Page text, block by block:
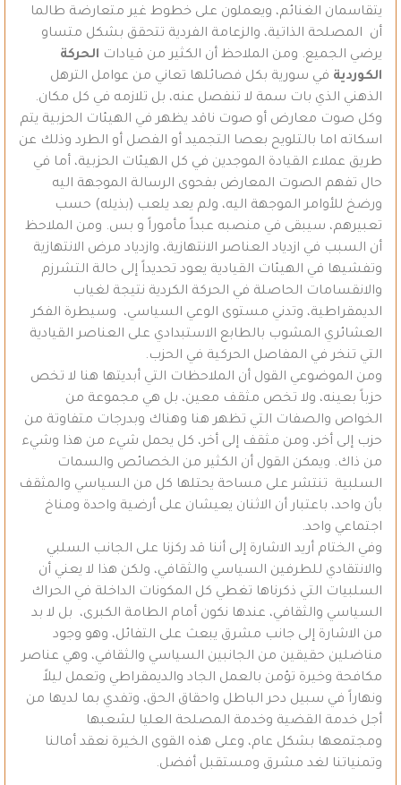
يتقاسمان الغنائم، ويعملون على خطوط غير متعارضة طالما
أن المصلحة الذاتية، والزعامة الفردية تتحقق بشكل متساو
يرضي الجميع. ومن الملاحظ أن الكثير من قيادات الحركة
الكوردية في سورية بكل فصائلها تعاني من عوامل الترهل
الذهني الذي بات سمة لا تنفصل عنه، بل تلازمه في كل مكان.
وكل صوت معارض أو صوت ناقد يظهر في الهيئات الحزبية يتم
اسكاته اما بالتلويح بعصا التجميد أو الفصل أو الطرد وذلك عن
طريق عملاء القيادة الموجدين في كل الهيئات الحزبية، أما في
حال تفهم الصوت المعارض بفحوى الرسالة الموجهة اليه
ورضخ للأوامر الموجهة اليه، ولم يعد يلعب (بذيله) حسب
تعبيرهم، سيبقى في منصبه عبداً مأموراً و بس. ومن الملاحظ
أن السبب في ازدياد العناصر الانتهازية، وازدياد مرض الانتهازية
وتفشيها في الهيئات القيادية يعود تحديداً إلى حالة التشرزم
والانقسامات الحاصلة في الحركة الكردية نتيجة لغياب
الديمقراطية، وتدني مستوى الوعي السياسي، وسيطرة الفكر
العشائري المشوب بالطابع الاستبدادي على العناصر القيادية
التي تنخر في المفاصل الحركية في الحزب.
ومن الموضوعي القول أن الملاحظات التي أبديتها هنا لا تخص
حزباً بعينه، ولا تخص مثقف معين، بل هي مجموعة من
الخواص والصفات التي تظهر هنا وهناك وبدرجات متفاوتة من
حزب إلى أخر، ومن مثقف إلى أخر، كل يحمل شيء من هذا وشيء
من ذاك. ويمكن القول أن الكثير من الخصائص والسمات
السلبية تنتشر على مساحة يحتلها كل من السياسي والمثقف
بأن واحد، باعتبار أن الاثنان يعيشان على أرضية واحدة ومناخ
اجتماعي واحد.
وفي الختام أريد الاشارة إلى أننا قد ركزنا على الجانب السلبي
والانتقادي للطرفين السياسي والثقافي، ولكن هذا لا يعني أن
السلبيات التي ذكرناها تغطي كل المكونات الداخلة في الحراك
السياسي والثقافي، عندها نكون أمام الطامة الكبرى، بل لا بد
من الاشارة إلى جانب مشرق يبعث على التفائل، وهو وجود
مناضلين حقيقين من الجانبين السياسي والثقافي، وهي عناصر
مكافحة وخيرة تؤمن بالعمل الجاد والديمقراطي وتعمل ليلاً
ونهاراً في سبيل دحر الباطل واحقاق الحق، وتفدي بما لديها من
أجل خدمة القضية وخدمة المصلحة العليا لشعبها
ومجتمعها بشكل عام، وعلى هذه القوى الخيرة نعقد أمالنا
وتمنياتنا لغد مشرق ومستقبل أفضل.